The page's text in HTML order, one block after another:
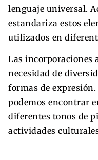
lenguaje universal.
estandariza estos
utilizados en
Las incorporaciones
necesidad de
formas de expresión.
podemos encontrar
diferentes tonos de
actividades